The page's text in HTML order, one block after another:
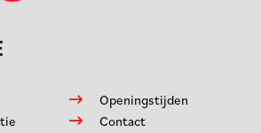
Openingstijden
Contact